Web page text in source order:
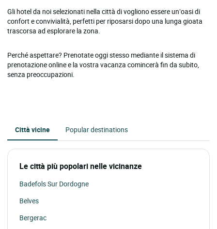
Gli hotel da noi selezionati nella città di vogliono essere un’oasi di
confort e convivialità, perfetti per riposarsi dopo una lunga gioata
trascorsa ad esplorare la zona.
Perché aspettare? Prenotate oggi stesso mediante il sistema di
prenotazione online e la vostra vacanza comincerà fin da subito,
senza preoccupazioni.
Città vicine Popular destinations
Le città più popolari nelle vicinanze
Badefols Sur Dordogne
Belves
Bergerac